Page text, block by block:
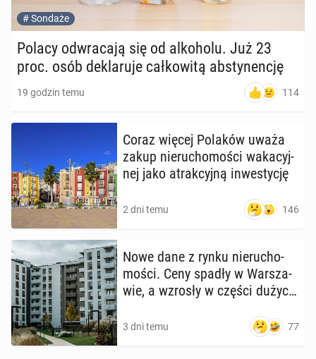
#Sondaże
Polacy od­wra­ca­ją się od al­ko­ho­lu. Już 23
proc. osób de­kla­ru­je cał­ko­wi­tą abs­ty­nen­cję
19 godzin temu 114
Coraz więcej Polaków uważa
zakup nie­ru­cho­mo­ści wa­ka­cyj­
nej jako atrak­cyj­ną in­we­sty­cję
2 dni temu 146
Nowe dane z rynku nie­ru­cho­
mo­ści. Ceny spadły w War­sza­
wie, a wzrosły w części dużych
3 dni temu 77